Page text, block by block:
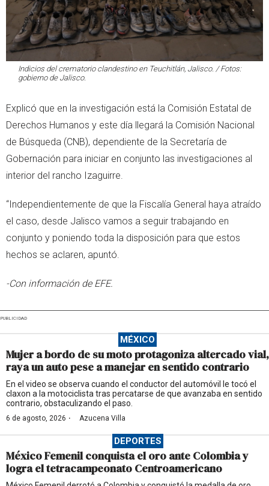
Indicios del crematorio clandestino en Teuchitlán, Jalisco. / Fotos:
gobierno de Jalisco.
Explicó que en la investigación está la Comisión Estatal de
Derechos Humanos y este día llegará la Comisión Nacional
de Búsqueda (CNB), dependiente de la Secretaría de
Gobernación para iniciar en conjunto las investigaciones al
interior del rancho Izaguirre.
“Independientemente de que la Fiscalía General haya atraído
el caso, desde Jalisco vamos a seguir trabajando en
conjunto y poniendo toda la disposición para que estos
hechos se aclaren, apuntó.
-Con información de EFE.
PUBLICIDAD
MÉXICO
Mujer a bordo de su moto protagoniza altercado vial,
raya un auto pese a manejar en sentido contrario
En el video se observa cuando el conductor del automóvil le tocó el
claxon a la motociclista tras percatarse de que avanzaba en sentido
contrario, obstaculizando el paso.
6 de agosto, 2026 · Azucena Villa
DEPORTES
México Femenil conquista el oro ante Colombia y
logra el tetracampeonato Centroamericano